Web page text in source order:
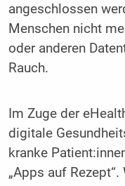
angeschlossen
Menschen nicht
oder anderen
Rauch.
Im Zuge der
digitale
kranke
„Apps auf